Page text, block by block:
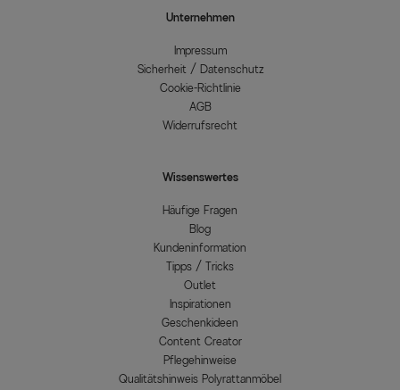
Unternehmen
Impressum
Sicherheit / Datenschutz
Cookie-Richtlinie
AGB
Widerrufsrecht
Wissenswertes
Häufige Fragen
Blog
Kundeninformation
Tipps / Tricks
Outlet
Inspirationen
Geschenkideen
Content Creator
Pflegehinweise
Qualitätshinweis Polyrattanmöbel